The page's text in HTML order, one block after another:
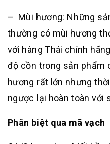
– Mùi hương: Những
thường có mùi hương
với hàng Thái chính
độ cồn trong sản phẩm
hương rất lớn nhưng
ngược lại hoàn toàn với
Phân biệt qua mã vạch